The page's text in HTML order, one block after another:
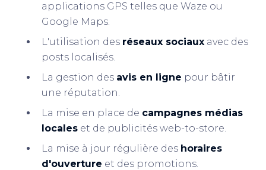
applications GPS telles que Waze ou
Google Maps.
L'utilisation des réseaux sociaux avec des
posts localisés.
La gestion des avis en ligne pour bâtir
une réputation.
La mise en place de campagnes médias
locales et de publicités web-to-store.
La mise à jour régulière des horaires
d'ouverture et des promotions.